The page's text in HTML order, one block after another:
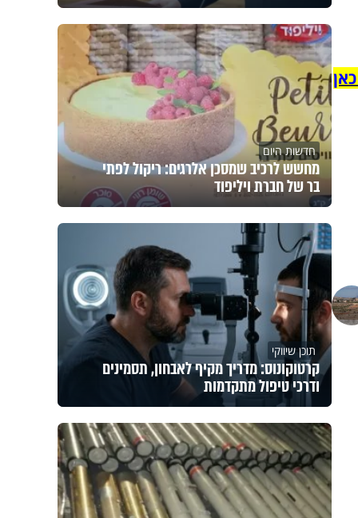
חדשות היום
מחשש לרכיב שמסכן אלרגים: ריקול לפתי
בר של חברת ויליפוד
תוכן שיווקי
קרטוקונוס: מדריך מקיף לאבחון, תסמינים
ודרכי טיפול מתקדמות